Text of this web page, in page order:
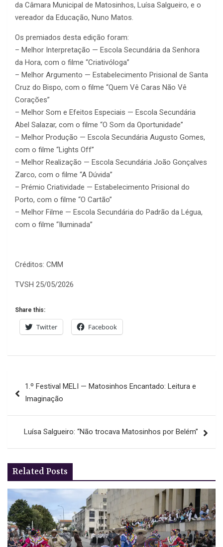
da Câmara Municipal de Matosinhos, Luísa Salgueiro, e o
vereador da Educação, Nuno Matos.
Os premiados desta edição foram:
– Melhor Interpretação — Escola Secundária da Senhora
da Hora, com o filme “Criativóloga”
– Melhor Argumento — Estabelecimento Prisional de Santa
Cruz do Bispo, com o filme “Quem Vê Caras Não Vê
Corações”
– Melhor Som e Efeitos Especiais — Escola Secundária
Abel Salazar, com o filme “O Som da Oportunidade”
– Melhor Produção — Escola Secundária Augusto Gomes,
com o filme “Lights Off”
– Melhor Realização — Escola Secundária João Gonçalves
Zarco, com o filme “A Dúvida”
– Prémio Criatividade — Estabelecimento Prisional do
Porto, com o filme “O Cartão”
– Melhor Filme — Escola Secundária do Padrão da Légua,
com o filme “Iluminada”
Créditos: CMM
TVSH 25/05/2026
Share this:
Twitter Facebook
de
1.º Festival MELI — Matosinhos Encantado: Leitura e
Imaginação
Luísa Salgueiro: “Não trocava Matosinhos por Belém”
Related Posts